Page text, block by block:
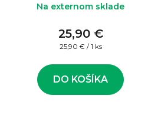
Na externom sklade
25,90 €
Jednotková
25,90 € / 1 ks
DO KOŠÍKA